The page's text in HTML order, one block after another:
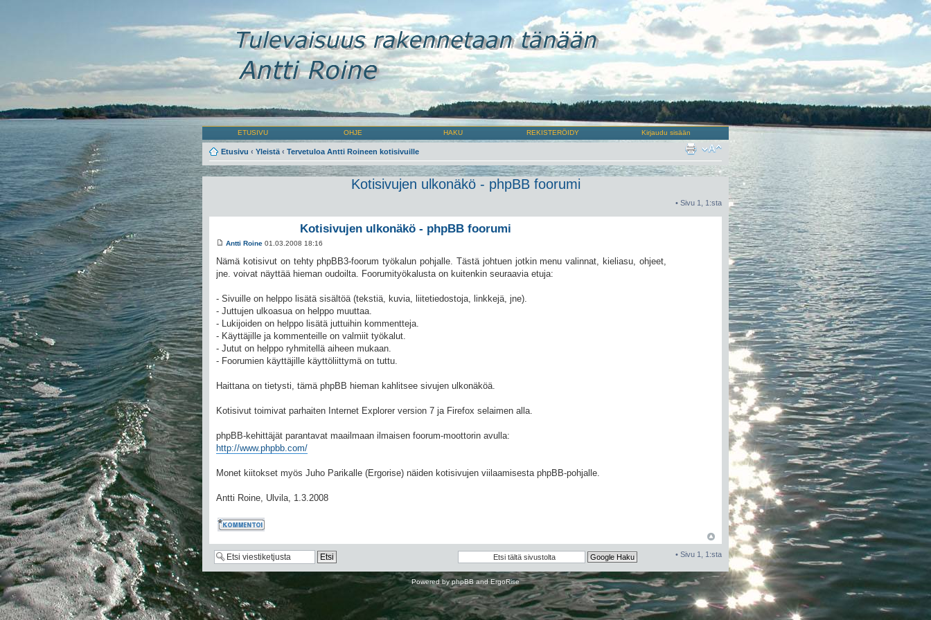
ETUSIVU OHJE HAKU REKISTERÖIDY Kirjaudu sisään
Etusivu ‹ Yleistä ‹ Tervetuloa Antti Roineen kotisivuille
Kotisivujen ulkonäkö - phpBB foorumi
• Sivu 1 1 :sta
Kotisivujen ulkonäkö - phpBB foorumi
Antti Roine 01.03.2008 18:16
Nämä kotisivut on tehty phpBB3-foorum työkalun pohjalle. Tästä johtuen jotkin menu valinnat, kieliasu, ohjeet,
jne. voivat näyttää hieman oudoilta. Foorumityökalusta on kuitenkin seuraavia etuja:
- Sivuille on helppo lisätä sisältöä (tekstiä, kuvia, liitetiedostoja, linkkejä, jne).
- Juttujen ulkoasua on helppo muuttaa.
- Lukijoiden on helppo lisätä juttuihin kommentteja.
- Käyttäjille ja kommenteille on valmiit työkalut.
- Jutut on helppo ryhmitellä aiheen mukaan.
- Foorumien käyttäjille käyttöliittymä on tuttu.
Haittana on tietysti, tämä phpBB hieman kahlitsee sivujen ulkonäköä.
Kotisivut toimivat parhaiten Internet Explorer version 7 ja Firefox selaimen alla.
phpBB-kehittäjät parantavat maailmaan ilmaisen foorum-moottorin avulla:
http://www.phpbb.com/
Monet kiitokset myös Juho Parikalle (Ergorise) näiden kotisivujen viilaamisesta phpBB-pohjalle.
Antti Roine, Ulvila, 1.3.2008
Kommentoi
• Sivu 1 1 :sta
Powered byphpBBandErgoRise